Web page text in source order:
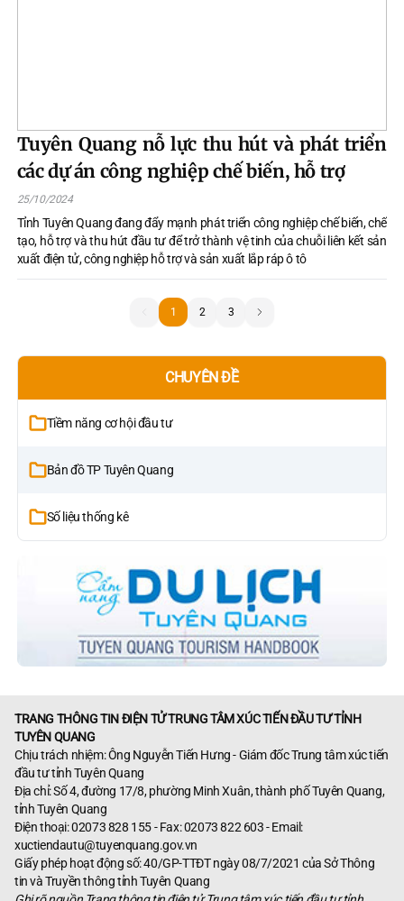
Tuyên Quang nỗ lực thu hút và phát triển
các dự án công nghiệp chế biến, hỗ trợ
25/10/2024
Tỉnh Tuyên Quang đang đẩy mạnh phát triển công nghiệp chế biến, chế
tạo, hỗ trợ và thu hút đầu tư để trở thành vệ tinh của chuỗi liên kết sản
xuất điện tử, công nghiệp hỗ trợ và sản xuất lắp ráp ô tô
11 2 3
CHUYÊN ĐỀ
Tiềm năng cơ hội đầu tư
Bản đồ TP Tuyên Quang
Số liệu thống kê
TRANG THÔNG TIN ĐIỆN TỬ TRUNG TÂM XÚC TIẾN ĐẦU TƯ TỈNH
TUYÊN QUANG
Chịu trách nhiệm: Ông Nguyễn Tiến Hưng - Giám đốc Trung tâm xúc tiến
đầu tư tỉnh Tuyên Quang
Địa chỉ: Số 4, đường 17/8, phường Minh Xuân, thành phố Tuyên Quang,
tỉnh Tuyên Quang
Điện thoại: 02073 828 155 - Fax: 02073 822 603 - Email:
xuctiendautu@tuyenquang.gov.vn
Giấy phép hoạt động số: 40/GP-TTĐT ngày 08/7/2021 của Sở Thông
tin và Truyền thông tỉnh Tuyên Quang